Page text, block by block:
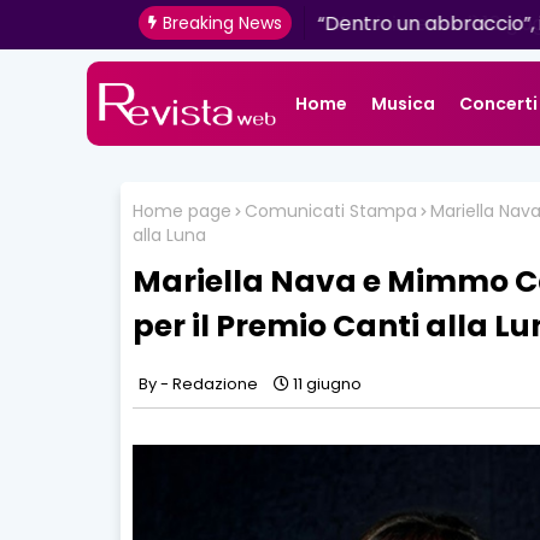
Breaking News
“Dentro un
radio e digitale
Mazzini: venerdì 16
Home Musica Concerti
Home page Comunicati Stampa
Mariella
alla Luna
Mariella Nava e Mimmo
per il Premio Canti alla
Redazione 11 giugno